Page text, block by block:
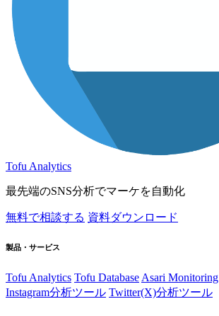
Tofu Analytics
最先端のSNS分析でマーケを自動化
無料で相談する 資料ダウンロード
製品・サービス
Tofu Analytics Tofu Database Asari Monitoring
Instagram分析ツール Twitter(X)分析ツール